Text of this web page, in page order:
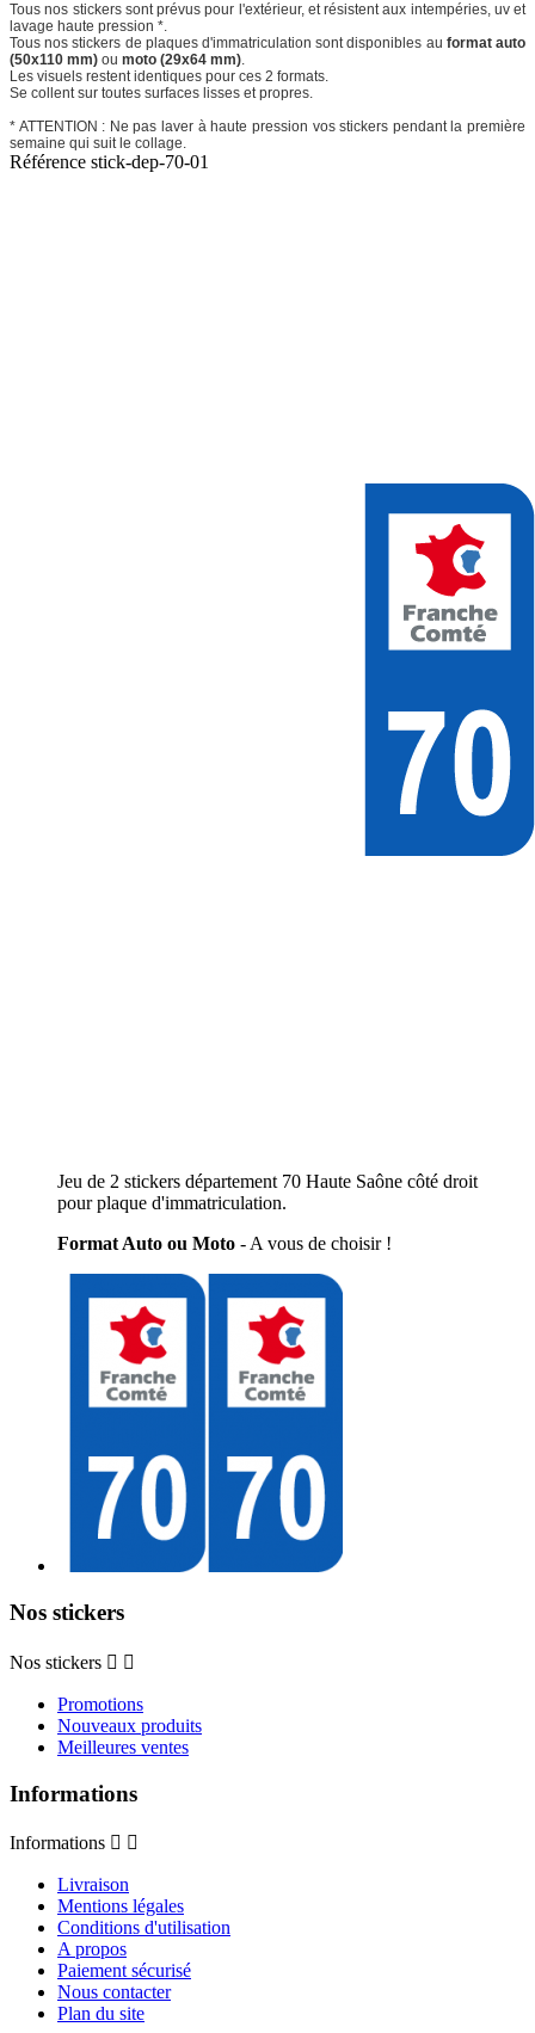
Tous nos stickers sont prévus pour l'extérieur, et résistent aux intempéries, uv et
lavage haute pression *.
Tous nos stickers de plaques d'immatriculation sont disponibles au format auto
(50x110 mm) ou moto (29x64 mm).
Les visuels restent identiques pour ces 2 formats.
Se collent sur toutes surfaces lisses et propres.
* ATTENTION : Ne pas laver à haute pression vos stickers pendant la première
semaine qui suit le collage.
Référence stick-dep-70-01
Jeu de 2 stickers département 70 Haute Saône côté droit
pour plaque d'immatriculation.
Format Auto ou Moto - A vous de choisir !
Nos stickers
Nos stickers  
Promotions
Nouveaux produits
Meilleures ventes
Informations
Informations  
Livraison
Mentions légales
Conditions d'utilisation
A propos
Paiement sécurisé
Nous contacter
Plan du site